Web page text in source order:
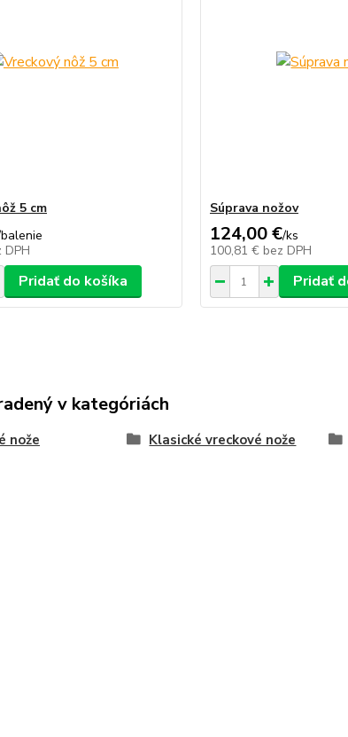
5 cm
balenie
DPH
Pridať do košíka
Súprava nožov
124,00 €/ks
100,81 € bez DPH
Pridať
v kategóriách
nože Klasické vreckové nože